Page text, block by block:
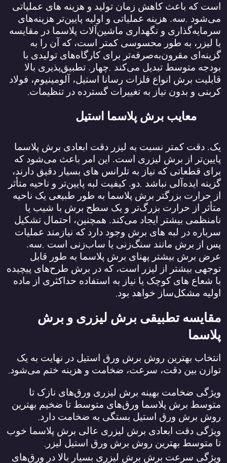
است که باعث کاهش زمان تولید و هزینه‌ های عملیاتی
می‌شود .سه. هزینه عملیاتی و اولیه پایین‌تر هزینه‌های
سرمایه‌گذاری و نگهداری ماشین‌آلات پلاسما در مقایسه
با لیزر، به طور محسوسی کمتر است، که آن را به
گزینه‌ای مقرون‌به‌صرفه‌تر برای کارگاه‌های تولیدی با
بودجه متوسط تبدیل می‌کند .چهار. تطبیق‌پذیری بالا
قابلیت برش انواع فلزات رسانا استیل، آلومینیوم، فولاد
کربنی و بدون نیاز به تغییرات گسترده در تنظیمات.
معایب برش پلاسما استیل
یک. دقت کمتر نسبت به لیزر دقت ابعادی برش پلاسما
پایین‌تر از برش لیزری است. این امر باعث می‌شود که
برای قطعاتی که نیاز به تلرانس ‌های بسیار دقیق دارند،
گزینه ایده‌آلی نباشد .دو. کیفیت لبه پایین‌تر و ناحیه متأثر
از حرارت بزرگتر برش پلاسما به طور طبیعی یک ناحیه
متأثر از حرارت بزرگ‌تر و یک سطح برش با شیب یا
نامنظمی بیشتر ایجاد می‌کند. همچنین، احتمال تشکیل
سرباره در لبه‌ های برش وجود دارد که نیازمند عملیات
پس از برش مانند سنگ‌زنی یا ساب‌زنی است .سه.
عرض برش بیشتر پهنای برش پلاسما به طور قابل
توجهی بیشتر از لیزر است، که در برش طرح‌های پیچیده
با شعاع‌ های کوچک یا نیاز به استفاده حداکثری از ماده
اولیه مشکل‌ساز خواهد بود.
مقایسه تطبیقی برش لیزری و برش
پلاسما
انتخاب بهترین روش برش ورق استیل در نهایت به یک
توازن بین دقت، سرعت، ضخامت و هزینه ختم می‌شود.
ویژگی ضخامت بهینه برش لیزری ورق‌های نازک تا
متوسط برش پلاسما ورق‌های متوسط تا ضخیم بهترین
روش برش ورق استیل بستگی به ضخامت دارد.
ویژگی دقت ابعادی برش لیزری عالی برش پلاسما خوب
تا متوسط بهترین روش برش ورق استیل لیزر .
ویژگی سرعت برش برش لیزری بسیار بالا در ورق‌های